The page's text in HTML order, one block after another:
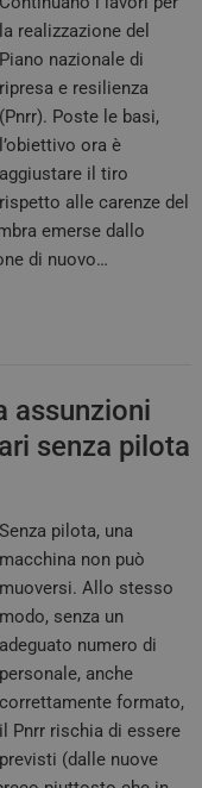
la realizzazione del
Piano nazionale di
ripresa e resilienza
(Pnrr). Poste le basi,
l’obiettivo ora è
aggiustare il tiro
rispetto alle carenze del
emerse dallo
di nuovo…
assunzioni
senza pilota
Senza pilota, una
macchina non può
muoversi. Allo stesso
modo, senza un
adeguato numero di
personale, anche
correttamente formato,
il Pnrr rischia di essere
(dalle nuove